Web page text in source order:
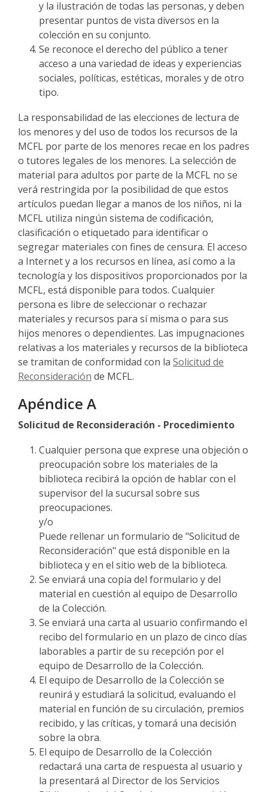
y la ilustración de todas las personas, y deben
presentar puntos de vista diversos en la
colección en su conjunto.
Se reconoce el derecho del público a tener
acceso a una variedad de ideas y experiencias
sociales, políticas, estéticas, morales y de otro
tipo.
La responsabilidad de las elecciones de lectura de
los menores y del uso de todos los recursos de la
MCFL por parte de los menores recae en los padres
o tutores legales de los menores. La selección de
material para adultos por parte de la MCFL no se
verá restringida por la posibilidad de que estos
artículos puedan llegar a manos de los niños, ni la
MCFL utiliza ningún sistema de codificación,
clasificación o etiquetado para identificar o
segregar materiales con fines de censura. El acceso
a Internet y a los recursos en línea, así como a la
tecnología y los dispositivos proporcionados por la
MCFL, está disponible para todos. Cualquier
persona es libre de seleccionar o rechazar
materiales y recursos para sí misma o para sus
hijos menores o dependientes. Las impugnaciones
relativas a los materiales y recursos de la biblioteca
se tramitan de conformidad con la Solicitud de
Reconsideración de MCFL.
Apéndice A
Solicitud de Reconsideración - Procedimiento
Cualquier persona que exprese una objeción o
preocupación sobre los materiales de la
biblioteca recibirá la opción de hablar con el
supervisor del la sucursal sobre sus
preocupaciones.
y/o
Puede rellenar un formulario de "Solicitud de
Reconsideración" que está disponible en la
biblioteca y en el sitio web de la biblioteca.
Se enviará una copia del formulario y del
material en cuestión al equipo de Desarrollo
de la Colección.
Se enviará una carta al usuario confirmando el
recibo del formulario en un plazo de cinco días
laborables a partir de su recepción por el
equipo de Desarrollo de la Colección.
El equipo de Desarrollo de la Colección se
reunirá y estudiará la solicitud, evaluando el
material en función de su circulación, premios
recibido, y las críticas, y tomará una decisión
sobre la obra.
El equipo de Desarrollo de la Colección
redactará una carta de respuesta al usuario y
la presentará al Director de los Servicios